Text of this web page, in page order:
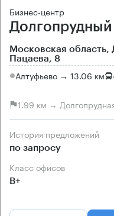
Бизнес-центр
Долгопрудный
Московская
Пацаева, 8
Алтуфьево → 13.06 км
1.99 км →
История предложений
по запросу
Класс офисов
B+